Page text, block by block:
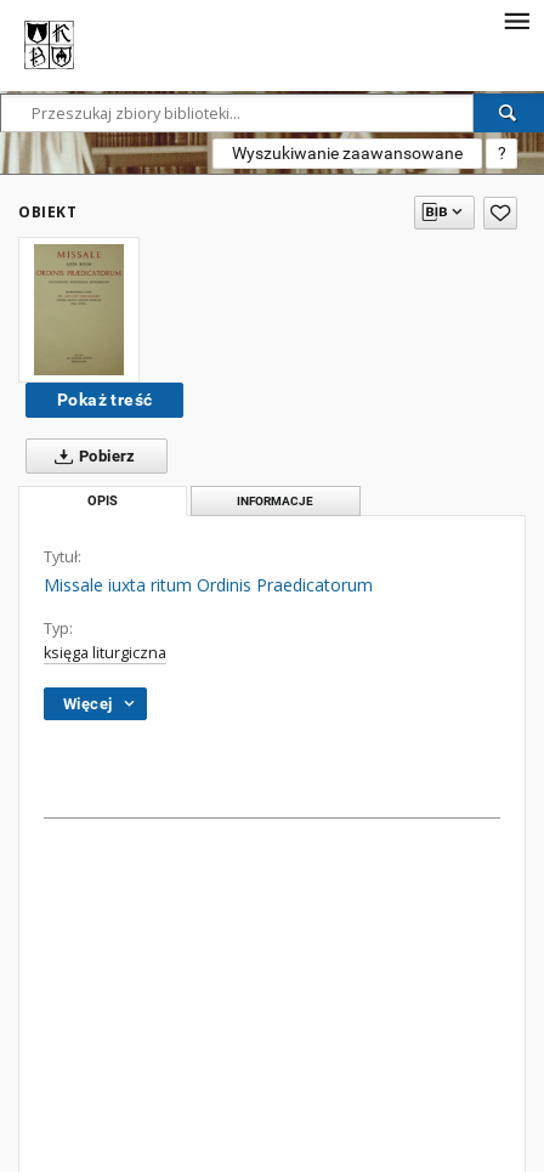
Wyszukiwanie zaawansowane ?
OBIEKT
Pokaż treść
Pobierz
OPIS INFORMACJE
Tytuł:
Missale iuxta ritum Ordinis Praedicatorum
Typ:
księga liturgiczna
Więcej